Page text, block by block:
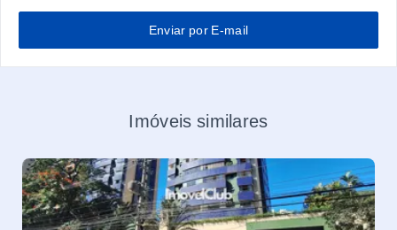
Enviar por E-mail
Imóveis similares